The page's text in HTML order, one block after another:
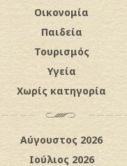
Οικονομία
Παιδεία
Τουρισμός
Υγεία
Χωρίς κατηγορία
Αύγουστος 2026
Ιούλιος 2026